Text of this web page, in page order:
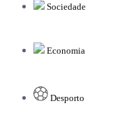
Sociedade
Economia
Desporto